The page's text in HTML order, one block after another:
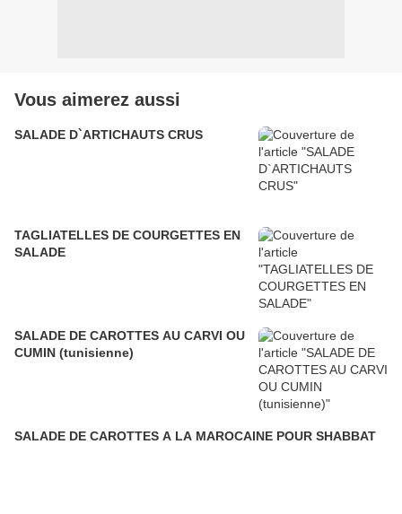
Vous aimerez aussi
SALADE D`ARTICHAUTS CRUS
TAGLIATELLES DE COURGETTES EN
SALADE
SALADE DE CAROTTES AU CARVI OU
CUMIN (tunisienne)
SALADE DE CAROTTES A LA MAROCAINE POUR SHABBAT